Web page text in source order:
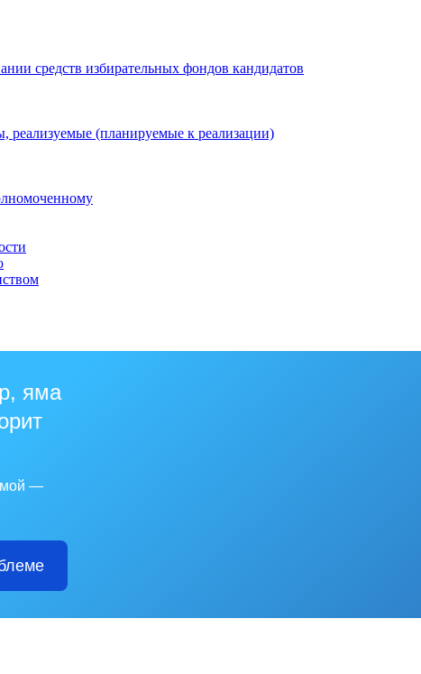
средств избирательных фондов кандидатов
(планируемые к реализации)
яма
—